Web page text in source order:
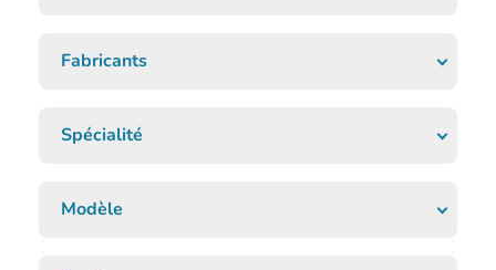
Fabricants
Spécialité
Modèle